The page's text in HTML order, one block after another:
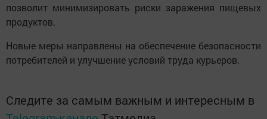
позволит минимизировать риски заражения пищевых
продуктов.
Новые меры направлены на обеспечение безопасности
потребителей и улучшение условий труда курьеров.
Следите за самым важным и интересным в